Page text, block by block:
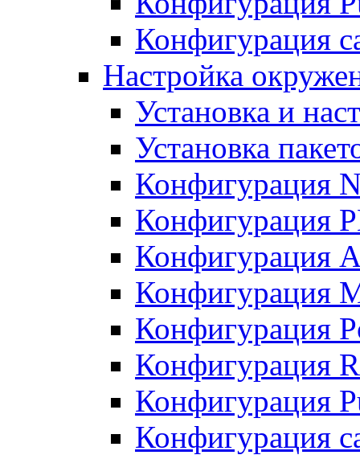
Конфигурация
Настройка
Установка и
Установка
Конфигурация
Конфигурация
Конфигурация
Конфигурация
Конфигурация
Конфигурация
Конфигурация
Конфигурация